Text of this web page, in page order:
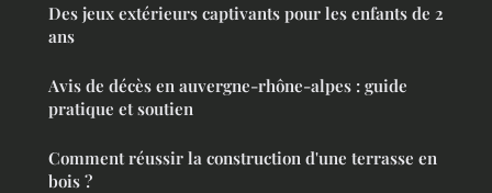
Des jeux extérieurs captivants pour les enfants de 2
ans
Avis de décès en auvergne-rhône-alpes : guide
pratique et soutien
Comment réussir la construction d'une terrasse en
bois ?